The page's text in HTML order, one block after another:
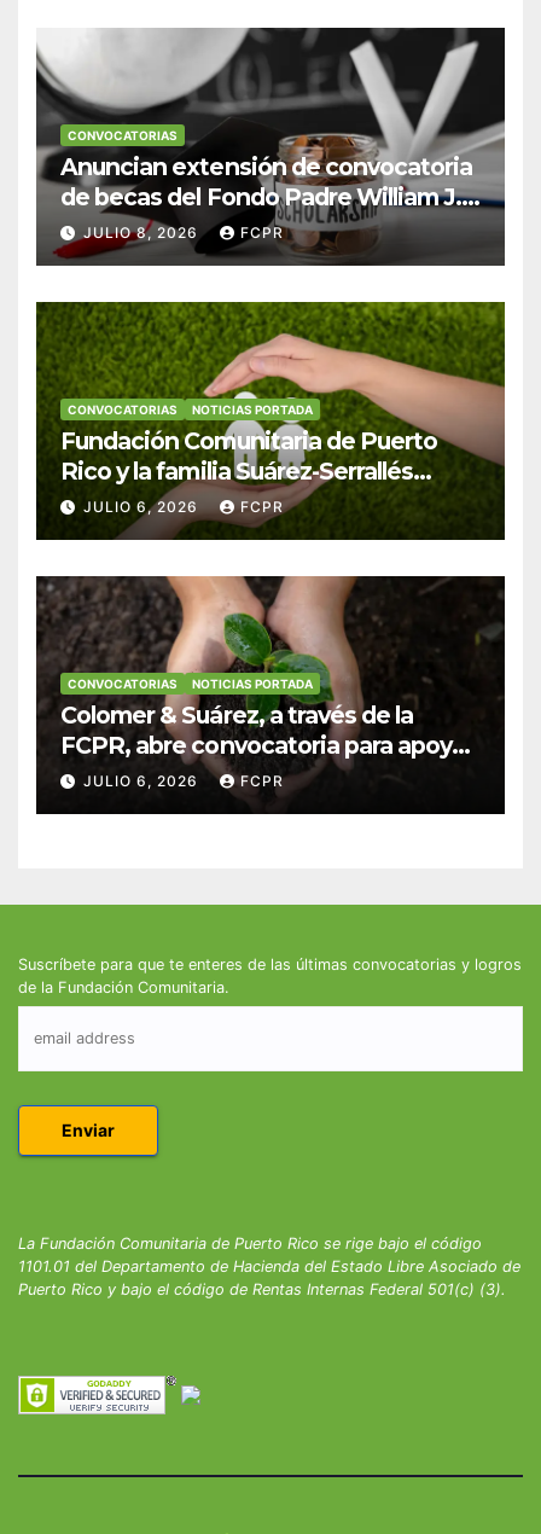
CONVOCATORIAS
Anuncian extensión de convocatoria
de becas del Fondo Padre William J.
Hendricks, SJ para estudiantes del
Colegio San Ignacio
JULIO 8, 2026 FCPR
CONVOCATORIAS NOTICIAS PORTADA
Fundación Comunitaria de Puerto
Rico y la familia Suárez-Serrallés
anuncian convocatoria para
fortalecer hogares y albergues
JULIO 6, 2026 FCPR
CONVOCATORIAS NOTICIAS PORTADA
Colomer & Suárez, a través de la
FCPR, abre convocatoria para apoyar
proyectos de seguridad alimentaria
JULIO 6, 2026 FCPR
Suscríbete para que te enteres de las últimas convocatorias y logros
de la Fundación Comunitaria.
La Fundación Comunitaria de Puerto Rico se rige bajo el código
1101.01 del Departamento de Hacienda del Estado Libre Asociado de
Puerto Rico y bajo el código de Rentas Internas Federal 501(c) (3).